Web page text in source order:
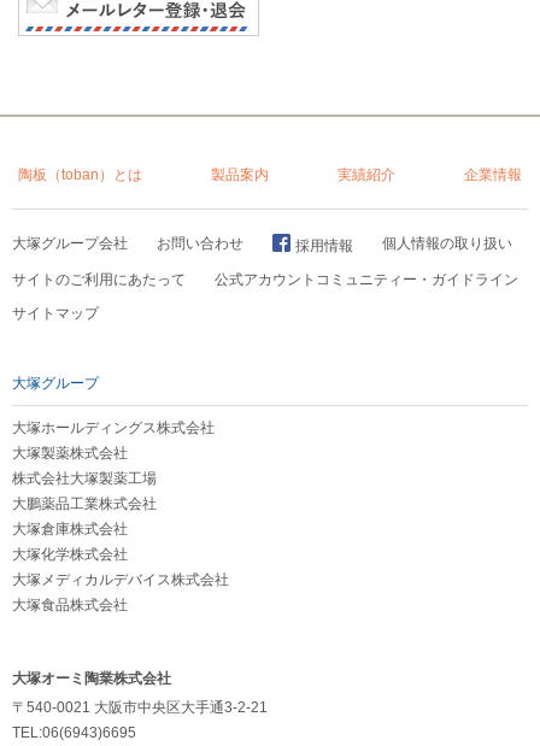
陶板（toban）とは 製品案内 実績紹介 企業情報
大塚グループ会社 お問い合わせ 採用情報 個人情報の取り扱い
サイトのご利用にあたって
公式アカウントコミュニティー・ガイドライン
サイトマップ
大塚グループ
大塚ホールディングス株式会社
大塚製薬株式会社
株式会社大塚製薬工場
大鵬薬品工業株式会社
大塚倉庫株式会社
大塚化学株式会社
大塚メディカルデバイス株式会社
大塚食品株式会社
大塚オーミ陶業株式会社
〒540-0021 大阪市中央区大手通3-2-21
TEL:06(6943)6695